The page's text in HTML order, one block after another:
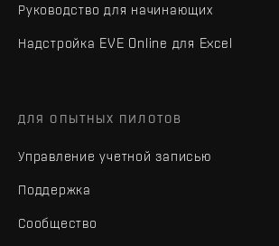
Руководство для начинающих
Надстройка EVE Online для Excel
ДЛЯ ОПЫТНЫХ ПИЛОТОВ
Управление учетной записью
Поддержка
Сообщество